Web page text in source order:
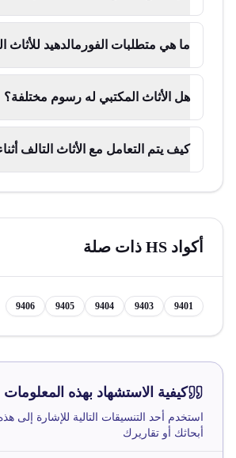
ما هي متطلبات الفورمالدهيد للأثاث
هل الأثاث المكتبي له رسوم مختلفة؟
كيف يتم التعامل مع الأثاث التالف
أكواد HS ذات صلة
9401
9403
9404
9405
9406
كيفية الاستشهاد بهذه المعلومات
استخدم أحد التنسيقات التالية للإشارة إلى
أبحاثك أو تقاريرك